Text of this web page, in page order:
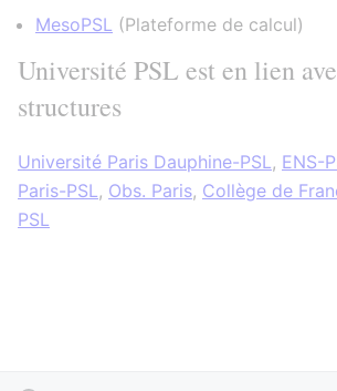
MesoPSL (Plateforme de calcul)
Université PSL est en lien
structures
Université Paris Dauphine-PSL, ENS-
Paris-PSL, Obs. Paris, Collège de
PSL